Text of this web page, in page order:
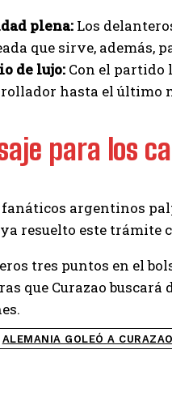
plena:Los
que sirve, además,
de lujo:Con el partido
hasta el último
para los
argentinos
resuelto este trámite
tres puntos en el
que Curazao
ALEMANIA GOLEÓ A CURAZAO